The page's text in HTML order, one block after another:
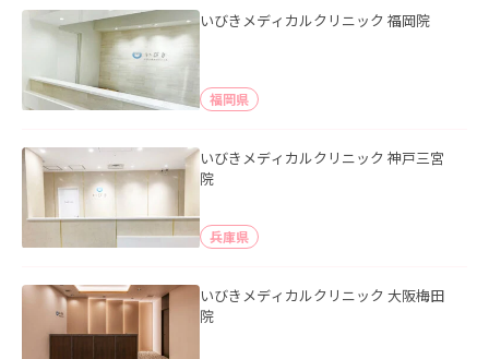
いびきメディカルクリニック 福岡院
福岡県
いびきメディカルクリニック 神戸三宮
院
兵庫県
いびきメディカルクリニック 大阪梅田
院